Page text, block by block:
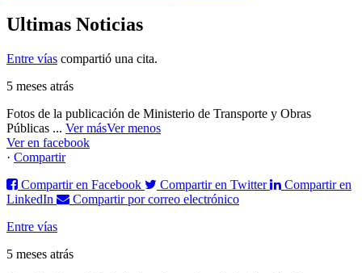
Ultimas Noticias
Entre vías compartió una cita.
5 meses atrás
Fotos de la publicación de Ministerio de Transporte y Obras
Públicas ... Ver másVer menos
Ver en facebook
· Compartir
Compartir en Facebook
Compartir en Twitter
Compartir en
LinkedIn
Compartir por correo electrónico
Entre vías
5 meses atrás